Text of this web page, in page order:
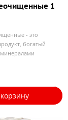
1
- это
богатый